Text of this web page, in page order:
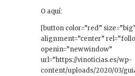
O aquí:
[button color=”red”
alignment=”center”
openin=”newwindow”
url=”https://vinoticias.es/wp-
content/uploads/2020/03/